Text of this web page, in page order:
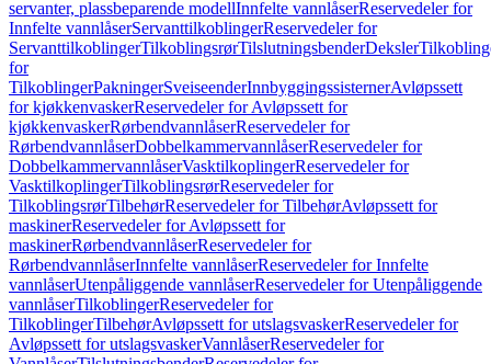
servanter, plassbeparende modellInnfelte vannlåserReservedeler for
Innfelte vannlåserServanttilkoblingerReservedeler for
ServanttilkoblingerTilkoblingsrørTilslutningsbenderDeksler
for
TilkoblingerPakningerSveiseenderInnbyggingssisternerAvløpssett
for kjøkkenvaskerReservedeler for Avløpssett for
kjøkkenvaskerRørbendvannlåserReservedeler for
RørbendvannlåserDobbelkammervannlåserReservedeler for
DobbelkammervannlåserVasktilkoplingerReservedeler for
VasktilkoplingerTilkoblingsrørReservedeler for
TilkoblingsrørTilbehørReservedeler for TilbehørAvløpssett for
maskinerReservedeler for Avløpssett for
maskinerRørbendvannlåserReservedeler for
RørbendvannlåserInnfelte vannlåserReservedeler for Innfelte
vannlåserUtenpåliggende vannlåserReservedeler for Utenpåliggende
vannlåserTilkoblingerReservedeler for
TilkoblingerTilbehørAvløpssett for utslagsvaskerReservedeler for
Avløpssett for utslagsvaskerVannlåserReservedeler for